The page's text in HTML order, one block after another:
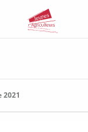
Agriculteurs
2021